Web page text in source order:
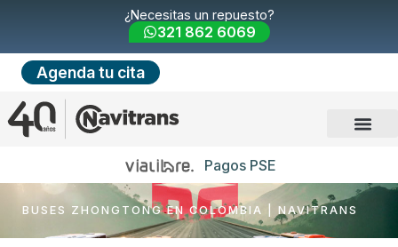
¿Necesitas un repuesto?
321 862 6069
Agenda tu cita
Pagos PSE
BUSES ZHONGTONG EN COLOMBIA | NAVITRANS